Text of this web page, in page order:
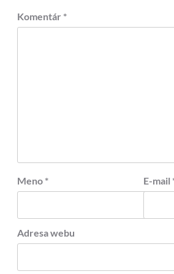
Komentár *
Meno * E-mail
Adresa webu